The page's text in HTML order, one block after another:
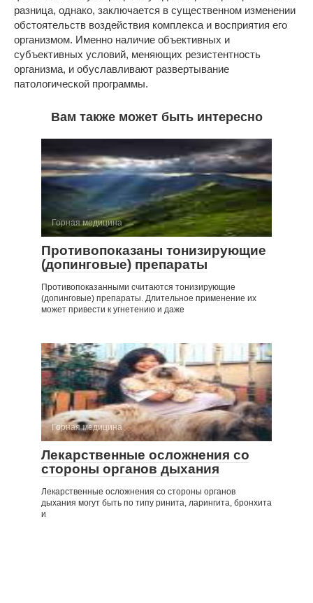
разница, однако, заключается в существенном изменении
обстоятельств воздействия комплекса и восприятия его
организмом. Именно наличие объективных и
субъективных условий, меняющих резистентность
организма, и обуславливают развертывание
патологической программы.
Вам также может быть интересно
Горная медицина
Противопоказаны тонизирующие
(допинговые) препараты
Противопоказанными считаются тонизирующие
(допинговые) препараты. Длительное применение их
может привести к угнетению и даже
Горная медицина
Лекарственные осложнения со
стороны органов дыхания
Лекарственные осложнения со стороны органов
дыхания могут быть по типу ринита, ларингита, бронхита
и